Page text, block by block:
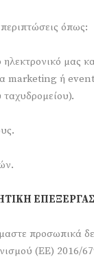
όπως:
μας
ή
προσωπικά
(ΕΕ) 2016/